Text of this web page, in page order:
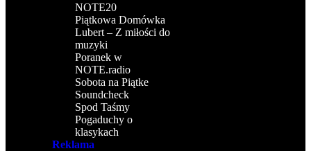
NOTE20
Piątkowa Domówka
Lubert – Z miłości do
muzyki
Poranek w
NOTE.radio
Sobota na Piątke
Soundcheck
Spod Taśmy
Pogaduchy o
klasykach
Reklama